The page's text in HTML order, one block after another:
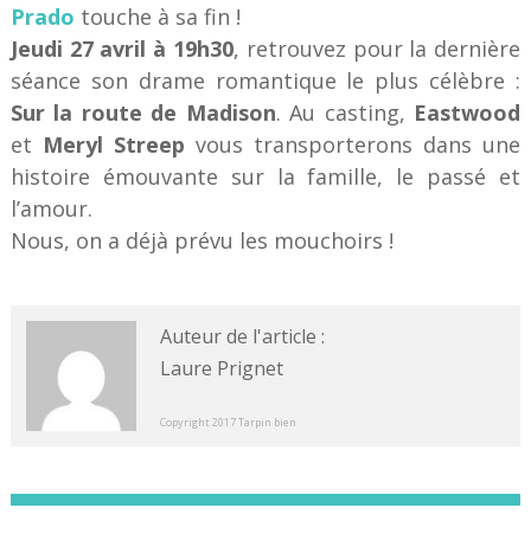
Prado touche à sa fin !
Jeudi 27 avril à 19h30, retrouvez pour la dernière
séance son drame romantique le plus célèbre :
Sur la route de Madison. Au casting, Eastwood
et Meryl Streep vous transporterons dans une
histoire émouvante sur la famille, le passé et
l’amour.
Nous, on a déjà prévu les mouchoirs !
Auteur de l'article :
Laure Prignet
Copyright 2017 Tarpin bien